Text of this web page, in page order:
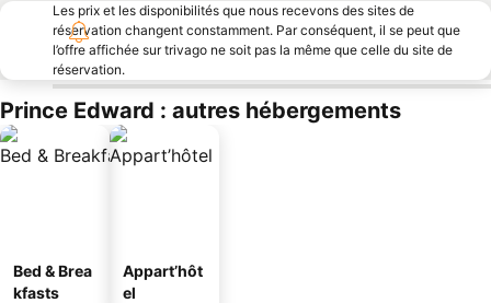
Les prix et les disponibilités que nous recevons des sites de
réservation changent constamment. Par conséquent, il se peut que
l’offre affichée sur trivago ne soit pas la même que celle du site de
réservation.
Prince Edward : autres hébergements
Bed & Brea
kfasts
Appart’hôt
el